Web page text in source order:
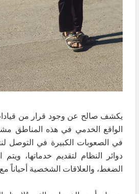
يكشف صالح عن وجود قرار من
الواقع الخدمي في هذه المناطق
في الصعوبات الكبيرة في التوصل
دوائر النظام لتقديم خدماتها،
الضغط، والعلاقات الشخصية أحياناً